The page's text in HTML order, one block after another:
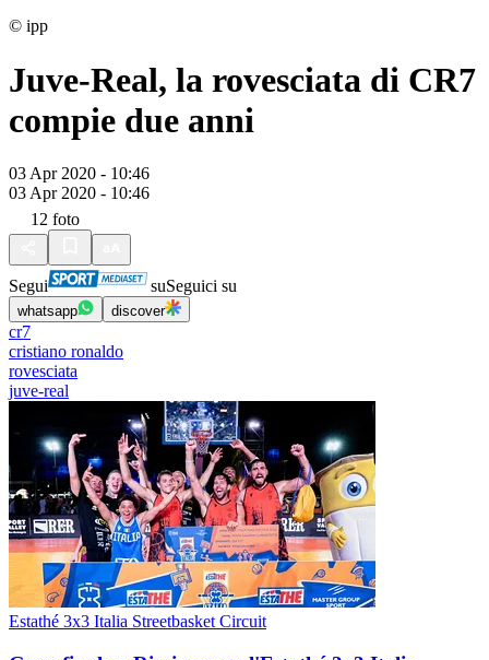
© ipp
Juve-Real, la rovesciata di CR7
compie due anni
03 Apr 2020 - 10:46
03 Apr 2020 - 10:46
12 foto
Segui suSeguici su
whatsapp discover
cr7
cristiano ronaldo
rovesciata
juve-real
Estathé 3x3 Italia Streetbasket Circuit